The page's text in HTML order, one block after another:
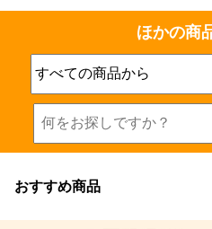
ほかの商
おすすめ商品